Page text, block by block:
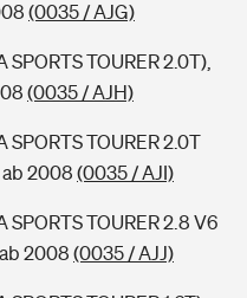
(0035 / AJG)
TOURER 2.0T),
(0035 / AJH)
TOURER 2.0T
ab 2008 (0035 / AJI)
TOURER 2.8 V6
2008 (0035 / AJJ)